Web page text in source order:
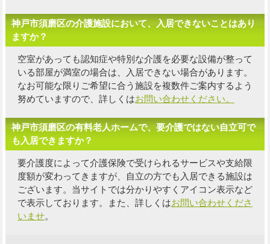
神戸市須磨区の介護施設において、入居できないことはあり
ますか？
空室があっても認知症や特別な介護を必要な設備が整って
いる部屋が満室の場合は、入居できない場合があります。
なお可能な限り ご希望に合う施設を複数件ご案内するよう
努めていますので、詳しくはお問い合わせください。
神戸市須磨区の有料老人ホームで、要介護ではない自立可で
も入居できますか？
要介護度によって介護保険で受けられるサービスや支給限
度額が変わってきますが、自立の方でも入居できる施設は
ございます。当サイトでは分かりやすくアイコン表示など
で表示しております。また、詳しくはお問い合わせくださ
いませ。